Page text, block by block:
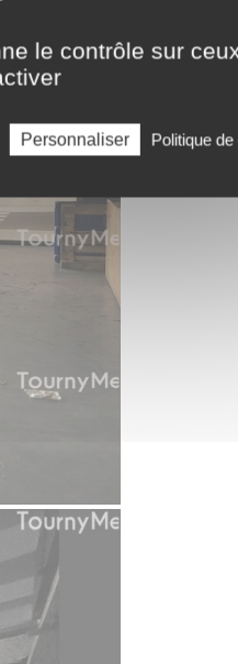
le contrôle sur
Personnaliser Politique